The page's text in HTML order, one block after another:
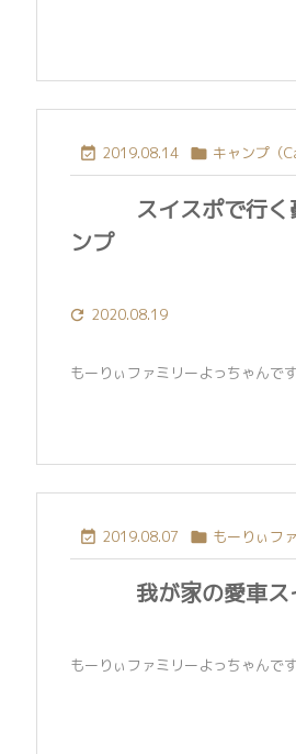
 2019.08.14  キャンプ（
スイスポで行
ンプ
 2020.08.19
もーりぃファミリーよっちゃんで
 2019.08.07  もーりぃフ
我が家の愛車ス
もーりぃファミリーよっちゃんで